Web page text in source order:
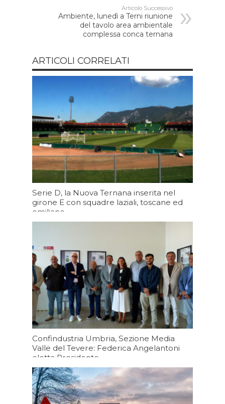
Articolo Successivo
Ambiente, lunedì a Terni riunione
del tavolo area ambientale
complessa conca ternana
ARTICOLI CORRELATI
Serie D, la Nuova Ternana inserita nel
girone E con squadre laziali, toscane ed
emiliane
Confindustria Umbria, Sezione Media
Valle del Tevere: Federica Angelantoni
eletta Presidente
Oggi 19:20